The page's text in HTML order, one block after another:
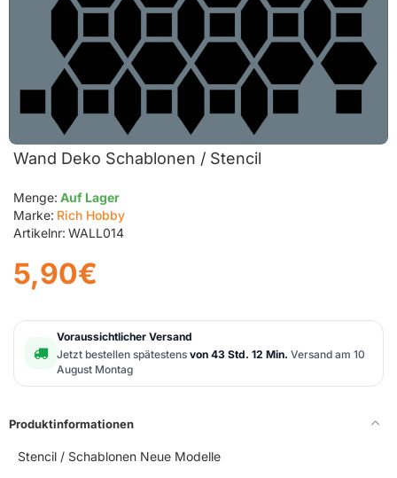
Wand Deko Schablonen / Stencil
Menge: Auf Lager
Marke: Rich Hobby
Artikelnr: WALL014
5,90€
Voraussichtlicher Versand
Jetzt bestellen spätestens von 43 Std. 12 Min. Versand am 10
August Montag
Produktinformationen
Stencil / Schablonen Neue Modelle